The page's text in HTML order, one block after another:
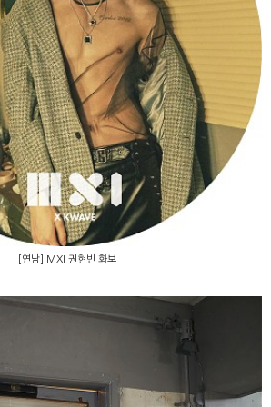
[연남] MXI 권현빈 화보
[연남] MXI 권현빈 화보